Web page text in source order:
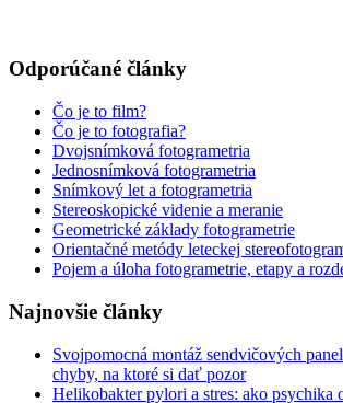
Odporúčané články
Čo je to film?
Čo je to fotografia?
Dvojsnímková fotogrametria
Jednosnímková fotogrametria
Snímkový let a fotogrametria
Stereoskopické videnie a meranie
Geometrické základy fotogrametrie
Orientačné metódy leteckej
Pojem a úloha fotogrametrie, etapy a
Najnovšie články
Svojpomocná montáž sendvičových
chyby, na ktoré si dať pozor
Helikobakter pylori a stres: ako psychika